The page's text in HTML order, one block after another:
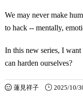
We may never make
to hack -- mentally,
In this new series, I
can harden ourselves?
蓮見祥子 2025/10/